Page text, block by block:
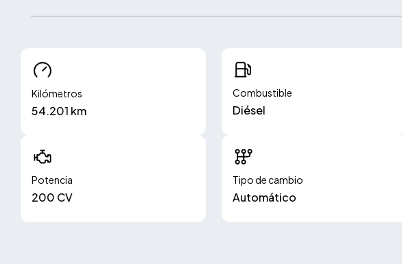
Kilómetros
54.201 km
Combustible
Diésel
Potencia
200 CV
Tipo de cambio
Automático